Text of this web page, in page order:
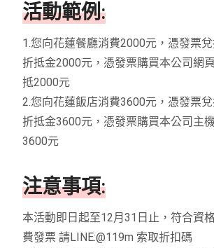
活動範例:
1.您向花蓮餐廳消費2000元，憑發票
折抵金2000元，憑發票購買本公司網
抵2000元
2.您向花蓮飯店消費3600元，憑發票
折抵金3600元，憑發票購買本公司主
3600元
注意事項:
本活動即日起至12月31日止，符合資
費發票 請LINE:@119m 索取折扣碼